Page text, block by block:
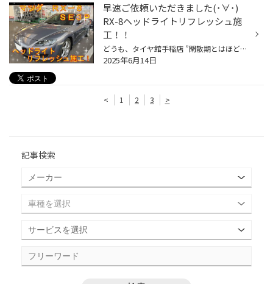
早速ご依頼いただきました(･∀･)
RX-8ヘッドライトリフレッシュ施
工！！
どうも、タイヤ館手稲店 ”閑散期とはほど遠い当店、作業のご依頼は事前にご予約をお願いいたします！” 育児実行委員長？かけるです。 表題の件 "マツダ ＲＸ－８” "ＳＥ３Ｐ” "ヘッドライトリフレッシュ施工！！” こちらのお客様は「ヘッドライトリフレッシュ始めたんですよ～」からの「じゃあお願...
2025年6月14日
< 1 2 3 >
記事検索